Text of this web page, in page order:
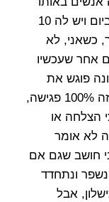
יום, זאת אומרת אם זה 100% עבודה ביום ויש לה 10
מאידך, כשאני, לא
אחר שעכשיו
פוגש את
אותה גברת ומבחינתי הפגישה הזאתי זה 100% פגישה,
הצלחה או
לא אומר
חושב שגם אם
ונתחדד
אבל